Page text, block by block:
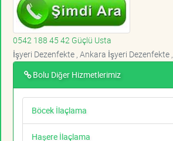
0542 188 45 42 Güçlü Usta
İşyeri Dezenfekte , Ankara İşyeri Dezenfekte ,
Bolu Diğer Hizmetlerimiz
Böcek İlaçlama
Haşere İlaçlama